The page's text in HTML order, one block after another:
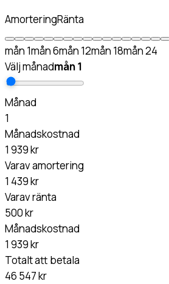
AmorteringRänta
mån 1mån6mån 12mån 18mån24
Välj månadmån1
Månad
1
Månadskostnad
1 939 kr
Varav amortering
1 439 kr
Varav ränta
500 kr
Månadskostnad
1 939 kr
Totalt att betala
46 547 kr